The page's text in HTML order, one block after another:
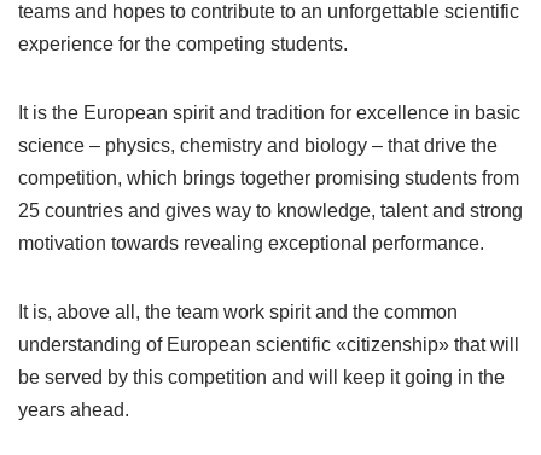
teams and hopes to contribute to an unforgettable scientific
experience for the competing students.
It is the European spirit and tradition for excellence in basic
science – physics, chemistry and biology – that drive the
competition, which brings together promising students from
25 countries and gives way to knowledge, talent and strong
motivation towards revealing exceptional performance.
It is, above all, the team work spirit and the common
understanding of European scientific «citizenship» that will
be served by this competition and will keep it going in the
years ahead.